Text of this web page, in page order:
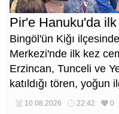
Pir'e Hanuku'da
Bingöl'ün Kiğı
Merkezi'nde ilk kez
Erzincan, Tunceli ve
katıldığı tören, yoğun
10.08.2026 22:42 0